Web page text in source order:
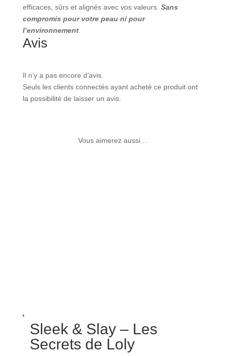
efficaces, sûrs et alignés avec vos valeurs. Sans
compromis pour votre peau ni pour
l’environnement.
Avis
Il n’y a pas encore d’avis.
Seuls les clients connectés ayant acheté ce produit ont
la possibilité de laisser un avis.
Vous aimerez aussi…
Sleek & Slay – Les
Secrets de Loly